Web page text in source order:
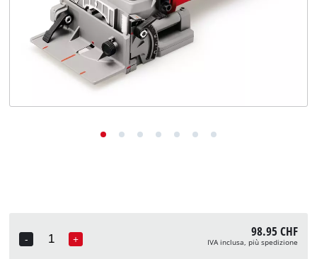
Deutsch
Français
-
Quantity
+ 98.95 CHF
IVA inclusa, più spedizione